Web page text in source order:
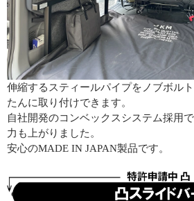
伸縮するスティールパイプをノブボル
たんに取り付けできます。
自社開発のコンベックスシステム採用
力も上がりました。
安心のMADE IN JAPAN製品です。